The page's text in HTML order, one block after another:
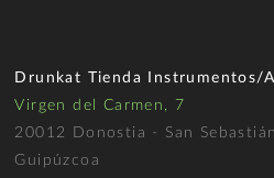
Drunkat Tienda Instrumentos/
Virgen del Carmen, 7
20012 Donostia - San Sebastián
Guipúzcoa